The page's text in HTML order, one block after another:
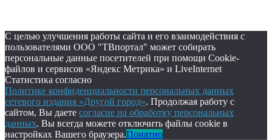
С целью улучшения работы сайта и его взаимодействия с
пользователями ООО "ТВпортал" может собирать
персональные данные посетителей при помощи Cookie-
файлов и сервисов «Яндекс Метрика» и LiveInternet
Статистика согласно
Политике конфиденциальности персональных данных
сетевого издания «Другой город». Продолжая работу с
сайтом, Вы даете согласие на обработку персональных
данных. Вы всегда можете отключить файлы cookie в
настройках Вашего браузера.Понятно